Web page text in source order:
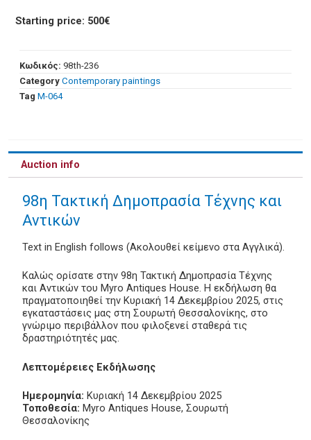
Starting price: 500€
Κωδικός: 98th-236
Category Contemporary paintings
Tag Μ-064
Auction info
98η Τακτική Δημοπρασία Τέχνης και
Αντικών
Text in English follows (Ακολουθεί κείμενο στα Αγγλικά).
Καλώς ορίσατε στην 98η Τακτική Δημοπρασία Τέχνης
και Αντικών του Myro Antiques House. Η εκδήλωση θα
πραγματοποιηθεί την Κυριακή 14 Δεκεμβρίου 2025, στις
εγκαταστάσεις μας στη Σουρωτή Θεσσαλονίκης, στο
γνώριμο περιβάλλον που φιλοξενεί σταθερά τις
δραστηριότητές μας.
Λεπτομέρειες Εκδήλωσης
Ημερομηνία: Κυριακή 14 Δεκεμβρίου 2025
Τοποθεσία: Myro Antiques House, Σουρωτή
Θεσσαλονίκης